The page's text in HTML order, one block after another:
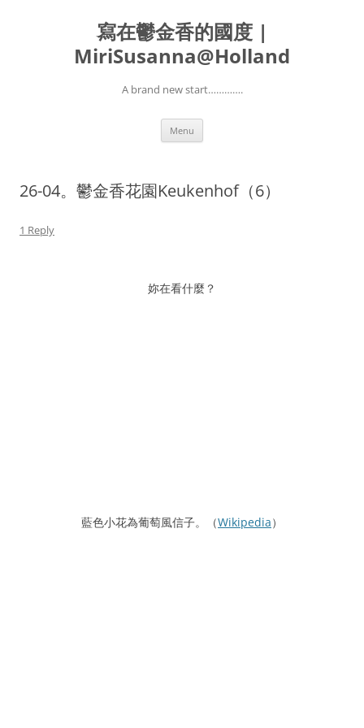
寫在鬱金香的國度 |
MiriSusanna@Holland
A brand new start………….
Menu
26-04。鬱金香花園Keukenhof（6）
1 Reply
妳在看什麼？
藍色小花為葡萄風信子。（Wikipedia）